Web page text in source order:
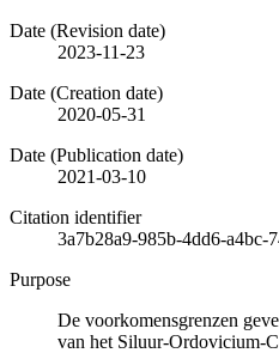
Date (Revision date)
2023-11-23
Date (Creation date)
2020-05-31
Date (Publication date)
2021-03-10
Citation identifier
3a7b28a9-985b-4dd6-a4bc-
Purpose
De voorkomensgrenzen
van het Siluur-Ordovicium-